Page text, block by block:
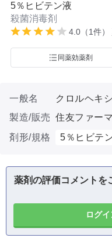
5％ヒビテン液
殺菌消毒剤
4.0（1件）
同薬効薬剤
一般名
クロルヘキ
製造/販売 住友ファー
剤形/規格
5％ヒビテ
薬剤の評価コメントを
ログ